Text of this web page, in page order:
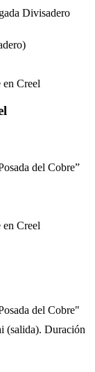
Divisadero
en Creel
del Cobre”
en Creel
del Cobre"
(salida). Duración